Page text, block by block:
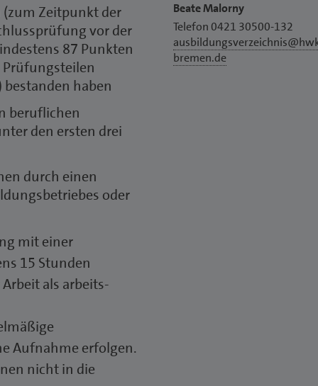
Zeitpunkt der
vor der
87 Punkten
Prüfungsteilen
haben
beruflichen
den ersten drei
durch einen
oder
mit einer
15 Stunden
als arbeits-
Aufnahme erfolgen.
nicht in die
Beate Malorny
Telefon 0421 30500-132
bremen.de